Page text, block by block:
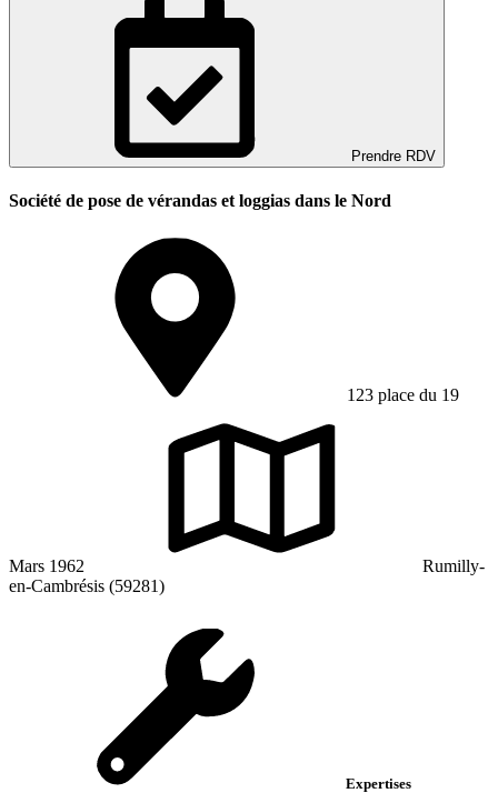
Prendre RDV
Société de pose de vérandas et loggias dans le Nord
123 place du 19
Mars 1962
Rumilly-
en-Cambrésis (59281)
Expertises